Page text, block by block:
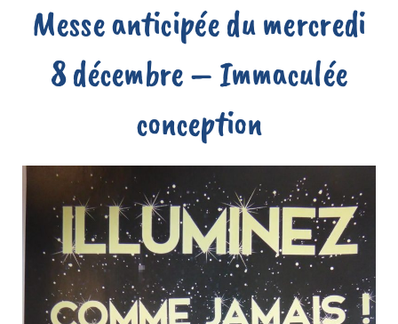
EXPAND
Messe anticipée du mercredi
8 décembre – Immaculée
conception